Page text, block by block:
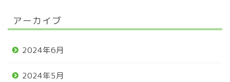
アーカイブ
2024年6月
2024年5月